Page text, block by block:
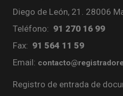
Diego de León, 21. 28006
Teléfono: 91 270 16 99
Fax: 91 564 11 59
Email:
Registro de entrada de